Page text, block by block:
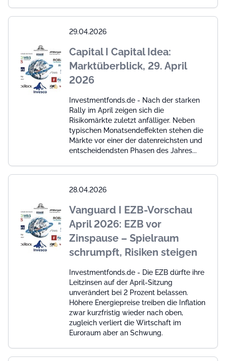
29.04.2026
Capital I Capital Idea:
Marktüberblick, 29. April
2026
Investmentfonds.de - Nach der starken
Rally im April zeigen sich die
Risikomärkte zuletzt anfälliger. Neben
typischen Monatsendeffekten stehen die
Märkte vor einer der datenreichsten und
entscheidendsten Phasen des Jahres...
28.04.2026
Vanguard I EZB-Vorschau
April 2026: EZB vor
Zinspause – Spielraum
schrumpft, Risiken steigen
Investmentfonds.de - Die EZB dürfte ihre
Leitzinsen auf der April-Sitzung
unverändert bei 2 Prozent belassen.
Höhere Energiepreise treiben die Inflation
zwar kurzfristig wieder nach oben,
zugleich verliert die Wirtschaft im
Euroraum aber an Schwung.